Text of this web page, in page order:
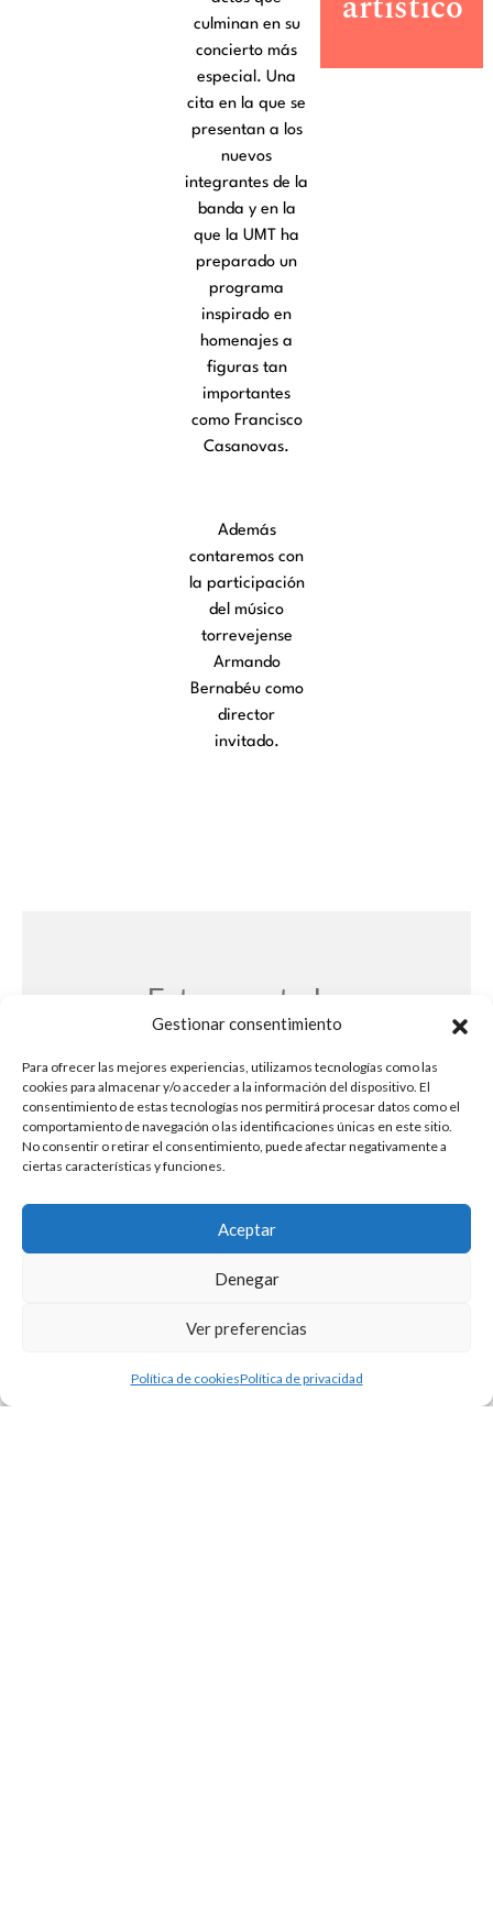
Gestionar consentimiento
Para ofrecer las mejores experiencias, utilizamos tecnologías como las
cookies para almacenar y/o acceder a la información del dispositivo. El
consentimiento de estas tecnologías nos permitirá procesar datos como el
comportamiento de navegación o las identificaciones únicas en este sitio.
No consentir o retirar el consentimiento, puede afectar negativamente a
ciertas características y funciones.
Aceptar
Denegar
Ver preferencias
Política de cookiesPolítica de privacidad
culminan en su
concierto más
especial. Una
cita en la que se
presentan a los
nuevos
integrantes de la
banda y en la
que la UMT ha
preparado un
programa
inspirado en
homenajes a
figuras tan
importantes
como Francisco
Casanovas.
Además
contaremos con
la participación
del músico
torrevejense
Armando
Bernabéu como
director
invitado.
Este evento ha
terminado